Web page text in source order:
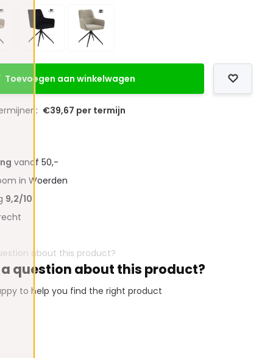
Toevoegen aan winkelwagen
€39,67 per termijn
vanaf 50,-
in Woerden
9,2/10
a question about this product?
to help you find the right product